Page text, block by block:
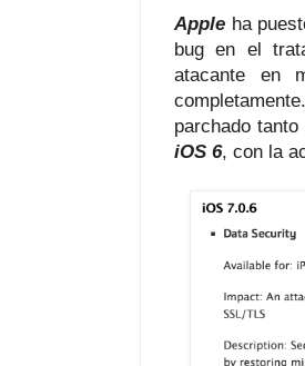
Apple ha
bug en el
atacante en
parchado
iOS 6, con la